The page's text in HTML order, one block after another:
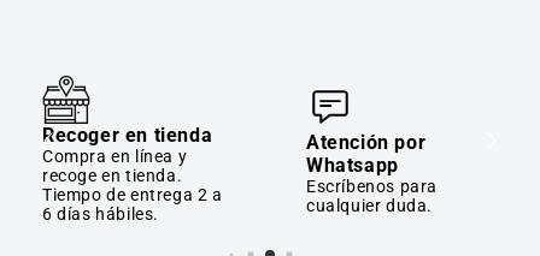
Recoger en tienda
Compra en línea y
recoge en tienda.
Tiempo de entrega 2 a
6 días hábiles.
Atención por
Whatsapp
Escríbenos para
cualquier duda.